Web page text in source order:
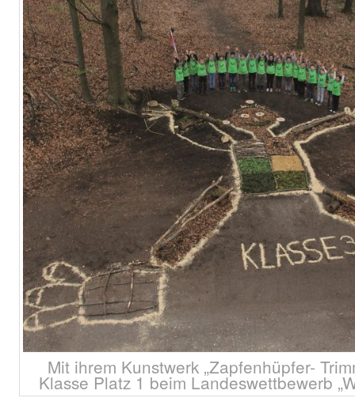
Mit ihrem Kunstwerk „Zapfenhüpfer-
Klasse Platz 1 beim Landeswettbewerb